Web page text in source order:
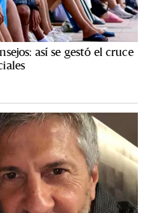
así se gestó el cruce